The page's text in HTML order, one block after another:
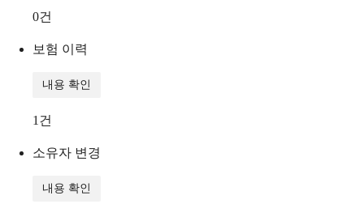
0건
보험 이력
내용 확인
1 건
소유자 변경
내용 확인